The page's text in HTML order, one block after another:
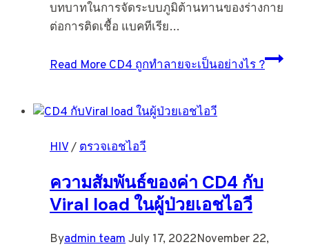
บทบาทในการจัดระบบภูมิต้านทานของร่างกาย
ต่อการติดเชื้อ แบคทีเรีย…
Read MoreCD4 ถูกทำลายจะเป็นอย่างไร ?
HIV/ตรวจเอชไอวี
ความสัมพันธ์ของค่า CD4 กับ
Viral load ในผู้ป่วยเอชไอวี
Byadmin teamJuly 17, 2022November 22,